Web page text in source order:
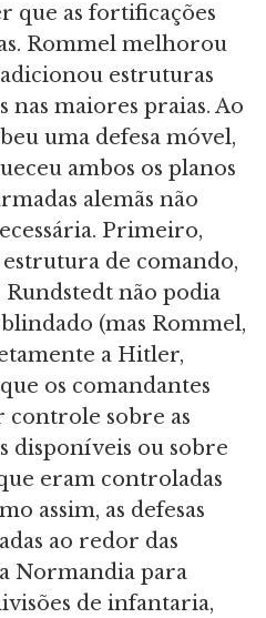
que as fortificações
Rommel melhorou
adicionou estruturas
nas maiores praias. Ao
uma defesa móvel,
ambos os planos
alemãs não
Primeiro,
de comando,
não podia
(mas Rommel,
a Hitler,
os comandantes
sobre as
disponíveis ou sobre
eram controladas
assim, as defesas
ao redor das
Normandia para
de infantaria,